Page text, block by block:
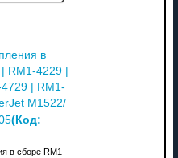
в
RM1-4229 |
| RM1-
M1522/
(Код:
в сборе RM1-